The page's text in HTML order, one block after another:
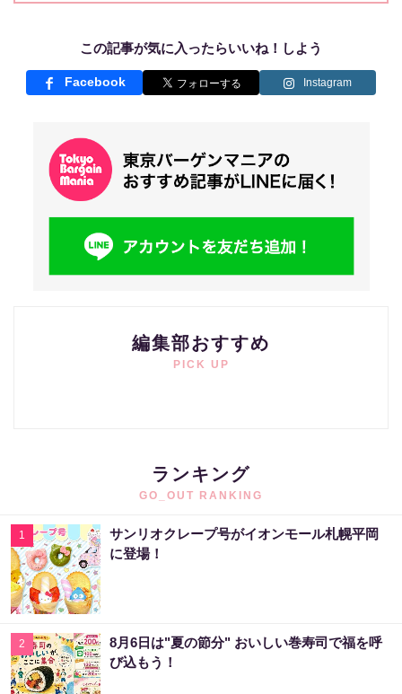
この記事が気に入ったらいいね！しよう
Facebook Instagram
編集部おすすめ
PICK UP
ランキング
GO_OUT RANKING
1
サンリオクレープ号がイオンモール札幌平岡
に登場！
2
8月6日は"夏の節分" おいしい巻寿司で福を呼
び込もう！